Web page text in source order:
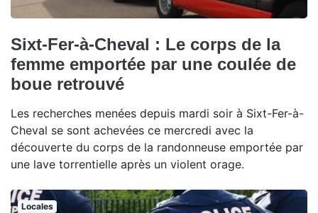
Sixt-Fer-à-Cheval : Le corps de la
femme emportée par une coulée de
boue retrouvé
Les recherches menées depuis mardi soir à Sixt-Fer-à-
Cheval se sont achevées ce mercredi avec la
découverte du corps de la randonneuse emportée par
une lave torrentielle après un violent orage.
Locales